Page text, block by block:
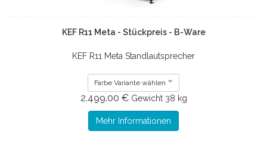
KEF R11 Meta - Stückpreis - B-Ware
KEF R11 Meta Standlautsprecher
Farbe Variante wählen
2.499.00 € Gewicht 38 kg
Mehr Informationen